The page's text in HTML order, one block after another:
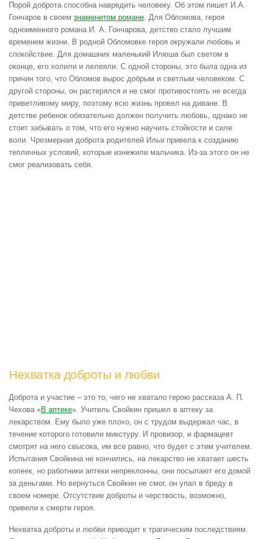
Порой доброта способна навредить человеку. Об этом пишет И.А.
Гончаров в своем знаменитом романе. Для Обломова, героя
одноименного романа И. А. Гончарова, детство стало лучшим
временем жизни. В родной Обломовке героя окружали любовь и
спокойствие. Для домашних маленький Илюша был светом в
оконце, его холили и лелеяли. С одной стороны, это была одна из
причин того, что Обломов вырос добрым и светлым человеком. С
другой стороны, он растерялся и не смог противостоять не всегда
приветливому миру, поэтому всю жизнь провел на диване. В
детстве ребенок обязательно должен получить любовь, однако не
стоит забывать о том, что его нужно научить стойкости и силе
воли. Чрезмерная доброта родителей Ильи привела к созданию
тепличных условий, которые изнежили мальчика. Из-за этого он не
смог реализовать себя.
Нехватка доброты и любви
Доброта и участие – это то, чего не хватало герою рассказа А. П.
Чехова «В аптеке». Учитель Свойкин пришел в аптеку за
лекарством. Ему было уже плохо, он с трудом выдержал час, в
течение которого готовили микстуру. И провизор, и фармацевт
смотрят на него свысока, им все равно, что будет с этим учителем.
Испытания Свойкина не кончились, на лекарство не хватает шесть
копеек, но работники аптеки непреклонны, они посылают его домой
за деньгами. Но вернуться Свойкин не смог, он упал в бреду в
своем номере. Отсутствие доброты и черствость, возможно,
привели к смерти героя.
Нехватка доброты и любви приводит к трагическим последствиям.